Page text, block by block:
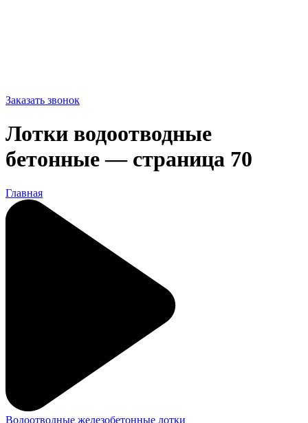
Заказать звонок
Лотки водоотводные
бетонные — страница 70
Главная
Водоотводные железобетонные лотки